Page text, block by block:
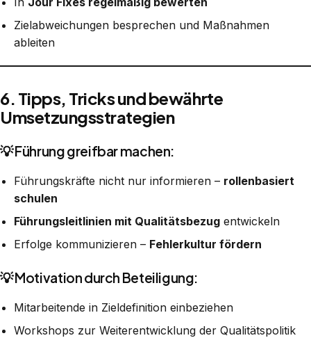
Zielabweichungen besprechen und Maßnahmen
ableiten
6. Tipps, Tricks und bewährte
Umsetzungsstrategien
💡 Führung greifbar machen:
Führungskräfte nicht nur informieren – rollenbasiert
schulen
Führungsleitlinien mit Qualitätsbezug entwickeln
Erfolge kommunizieren – Fehlerkultur fördern
💡 Motivation durch Beteiligung:
Mitarbeitende in Zieldefinition einbeziehen
Workshops zur Weiterentwicklung der Qualitätspolitik